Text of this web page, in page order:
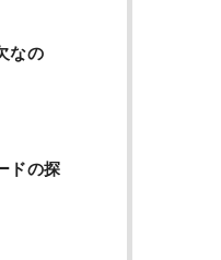
なの
ドの探